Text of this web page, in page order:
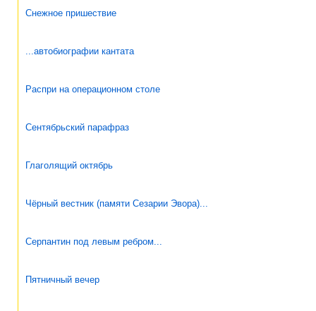
Снежное пришествие
...автобиографии кантата
Распри на операционном столе
Сентябрьский парафраз
Глаголящий октябрь
Чёрный вестник (памяти Сезарии Эвора)...
Серпантин под левым ребром...
Пятничный вечер